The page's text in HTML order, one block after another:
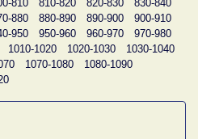
810 810-820 820-830
830-840
880 880-890 890-900
900-910
950 950-960 960-970
970-980
1010-1020 1020-1030
1030-1040
1070-1080
1080-1090